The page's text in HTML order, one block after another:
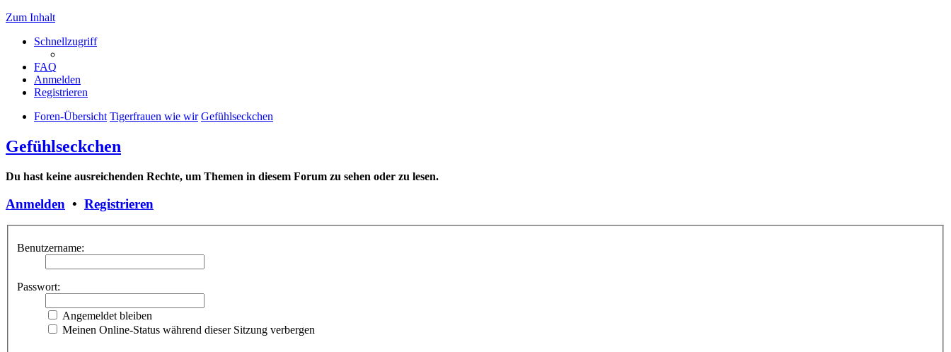
Zum Inhalt
Schnellzugriff
FAQ
Anmelden
Registrieren
Foren-Übersicht Tigerfrauen wie wir Gefühlseckchen
Gefühlseckchen
Du hast keine ausreichenden Rechte, um Themen in diesem Forum zu sehen oder zu lesen.
Anmelden • Registrieren
Benutzername:
Passwort:
Angemeldet bleiben
Meinen Online-Status während dieser Sitzung verbergen